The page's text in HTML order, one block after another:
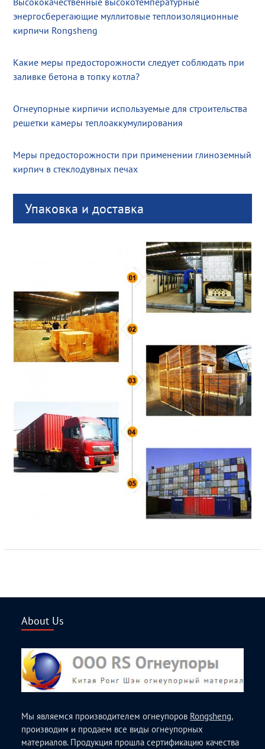
энергосберегающие муллитовые теплоизоляционные
кирпичи Rongsheng
Какие меры предосторожности следует соблюдать при
заливке бетона в топку котла?
Огнеупорные кирпичи используемые для строительства
решетки камеры теплоаккумулирования
Меры предосторожности при применении глиноземный
кирпич в стеклодувных печах
Упаковка и доставка
About Us
Мы являемся производителем огнеупоров Rongsheng,
производим и продаем все виды огнеупорных
материалов. Продукция прошла сертификацию качества